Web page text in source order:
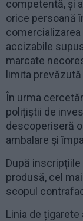
competentă, și
orice persoană
accizabile
marcate
limita
În urma
polițiștii de
descoperiseră
ambalare și
După
produsă, cel
scopul
Linia de